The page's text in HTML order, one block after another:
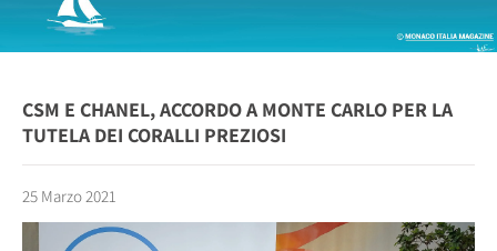
CSM E CHANEL, ACCORDO A MONTE CARLO PER LA
TUTELA DEI CORALLI PREZIOSI
25 Marzo 2021